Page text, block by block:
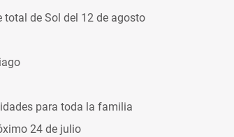
total de Sol del 12 de agosto
para toda la familia
24 de julio